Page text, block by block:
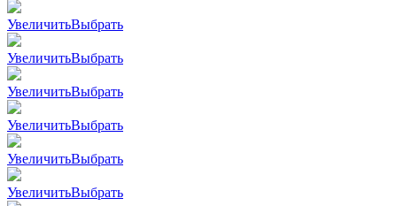
УвеличитьВыбрать
УвеличитьВыбрать
УвеличитьВыбрать
УвеличитьВыбрать
УвеличитьВыбрать
УвеличитьВыбрать